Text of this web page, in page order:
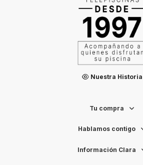
Nuestra Historia
Tu compra
Hablamos contigo
Información Clara